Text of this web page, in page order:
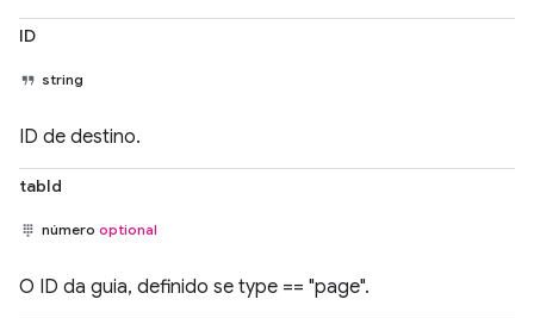
ID
string
ID de destino.
tabId
número optional
O ID da guia, definido se type == "page".